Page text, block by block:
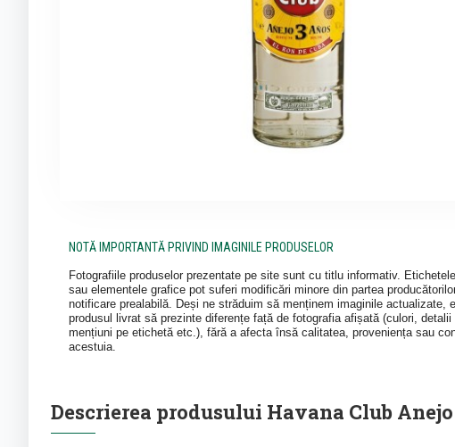
NOTĂ IMPORTANTĂ PRIVIND IMAGINILE PRODUSELOR
Fotografiile produselor prezentate pe site sunt cu titlu informativ.
sau elementele grafice pot suferi modificări minore din partea
notificare prealabilă. Deși ne străduim să menținem imaginile actualizate,
produsul livrat să prezinte diferențe față de fotografia afișată (culori, detalii
mențiuni pe etichetă etc.), fără a afecta însă calitatea, proveniența sau
acestuia.
Descrierea produsului Havana Club